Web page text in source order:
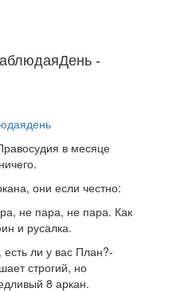
-
в месяце
они если честно:
не пара, не пара. Как
и русалка.
ли у вас План?-
строгий, но
8 аркан.